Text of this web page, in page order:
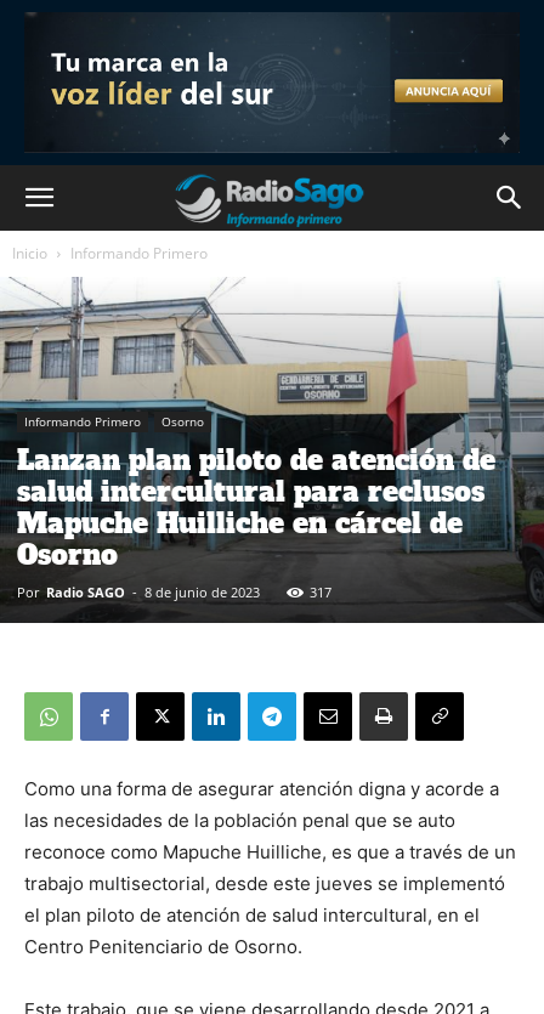
Inicio Informando Primero
Informando Primero Osorno
Lanzan plan piloto de atención de
salud intercultural para reclusos
Mapuche Huilliche en cárcel de
Osorno
Por Radio SAGO - 8 de junio de 2023 317
Como una forma de asegurar atención digna y acorde a
las necesidades de la población penal que se auto
reconoce como Mapuche Huilliche, es que a través de un
trabajo multisectorial, desde este jueves se implementó
el plan piloto de atención de salud intercultural, en el
Centro Penitenciario de Osorno.